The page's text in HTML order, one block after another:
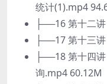
统计(1).mp4
├──16 第十二
├──17 第十三
├──18 第十四
询.mp4 60.12M